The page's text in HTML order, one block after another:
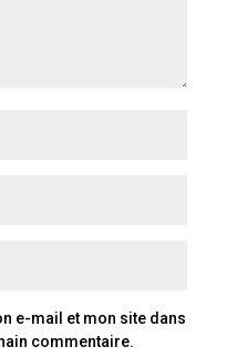
e-mail et mon site dans
commentaire.